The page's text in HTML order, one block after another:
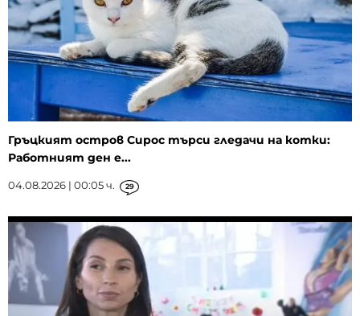
Гръцкият остров Сирос търси гледачи на котки:
Работният ден е...
04.08.2026 | 00:05 ч. 29